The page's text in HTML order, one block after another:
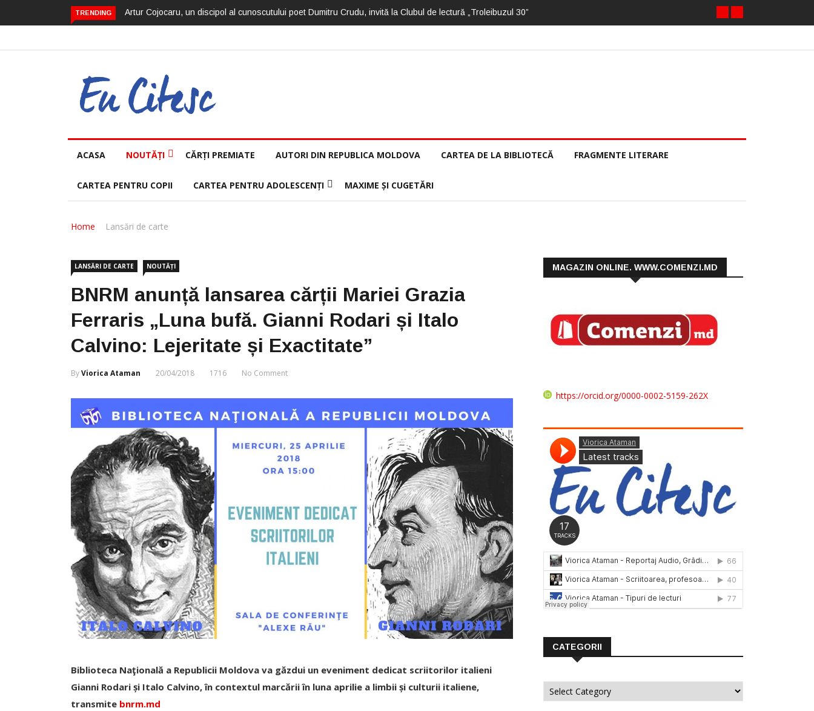
TRENDING Artur Cojocaru, un discipol al cunoscutului poet Dumitru Crudu, invită la Clubul de lectură „Troleibuzul 30”
ACASA NOUTĂȚI CĂRȚI PREMIATE AUTORI DIN REPUBLICA MOLDOVA CARTEA DE LA BIBLIOTECĂ FRAGMENTE LITERARE
CARTEA PENTRU COPII CARTEA PENTRU ADOLESCENȚI MAXIME ȘI CUGETĂRI
Home Lansări de carte
LANSĂRI DE CARTE NOUTĂȚI
BNRM anunță lansarea cărții Mariei Grazia
Ferraris „Luna bufă. Gianni Rodari și Italo
Calvino: Lejeritate și Exactitate”
ByViorica Ataman 20/04/2018 1716 No Comment
Biblioteca Naţională a Republicii Moldova va găzdui un eveniment dedicat scriitorilor italieni
Gianni Rodari și Italo Calvino, în contextul marcării în luna aprilie a limbii și culturii italiene,
transmite bnrm.md
MAGAZIN ONLINE. WWW.COMENZI.MD
https://orcid.org/0000-0002-5159-262X
CATEGORII
Categorii